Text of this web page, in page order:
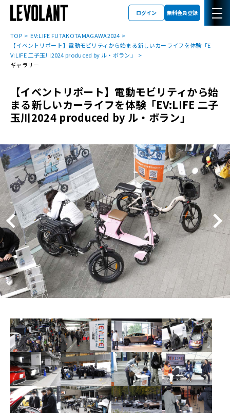
ログイン 無料会員登録
TOP
EV:LIFE FUTAKOTAMAGAWA2024
【イベントリポート】電動モビリティから始まる新しいカーライフを体験「E
V:LIFE 二子玉川2024 produced by ル・ボラン」
ギャラリー
【イベントリポート】電動モビリティから始
まる新しいカーライフを体験「EV:LIFE 二子
玉川2024 produced by ル・ボラン」